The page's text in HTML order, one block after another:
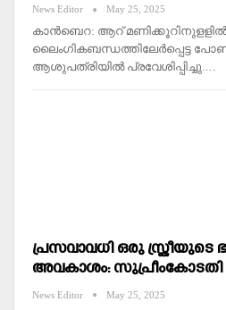
News Editor May 25, 2025
കാൻബെറ: ആറ്
ലൈംഗികബന്ധത്തിലേർപ്പെട്ട
ആശുപത്രിയില്‍ പ്രവേശിപ്പിച്ചു.…
പ്രസവാവധി ഒരു
അവകാശം: സുപ്രീംകോടതി
News Editor May 25, 2025